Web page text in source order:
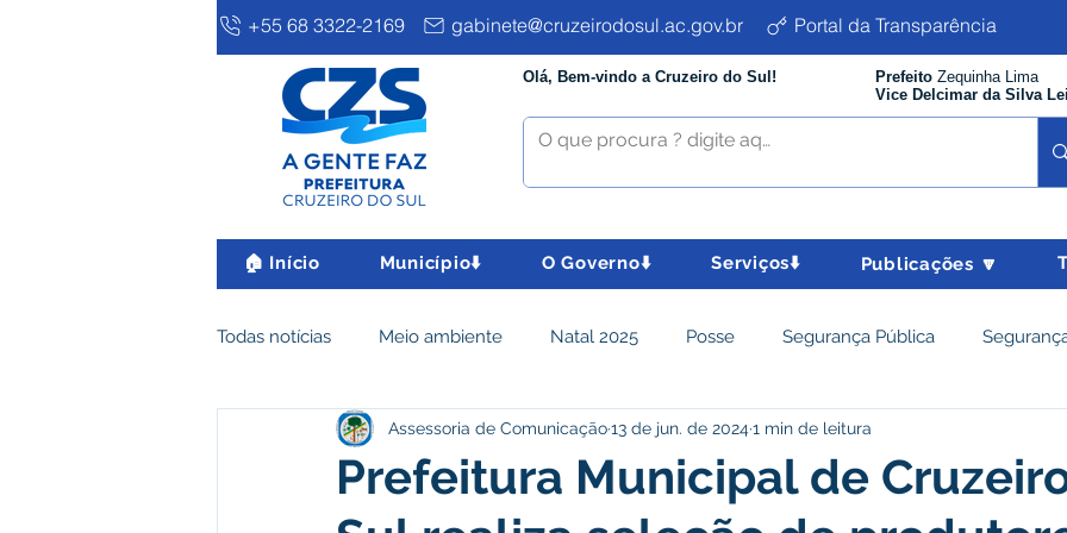
+55 68 3322-2169 gabinete@cruzeirodosul.ac.gov.br Portal da Transparência
Olá, Bem-vindo a Cruzeiro do Sul! Prefeito Zequinha Lima
Vice Delcimar da Silva
🏠 Início Município⬇️ O Governo⬇️ Serviços⬇️ Publicações 🔽
Todas notícias Meio ambiente Natal 2025 Posse Segurança Pública
Clima e Meio Ambiente Assistência Social e Cidadania Parcerias
Desenvolvimento econômico e turismo Tributos Departamento de Limpeza
Prefeitura Municipal de
Assessoria de Comunicação13 de jun. de 20241 min de leitura